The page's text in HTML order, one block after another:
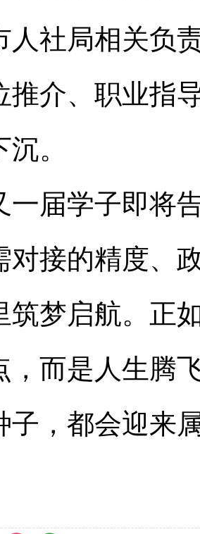
人社局相关负
推介、职业指
。
学子即将告
对接的精度、
筑梦启航。正
，而是人生腾
子，都会迎来